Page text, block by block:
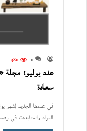
0
380
عدد يوليو: مجلة
سعادة
المواد والمتابعات في